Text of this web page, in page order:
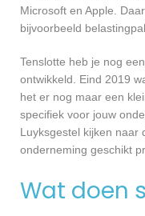
Microsoft en Apple.
bijvoorbeeld
Tenslotte heb je nog
ontwikkeld. Eind 2019
het er nog maar een
specifiek voor jouw
Luyksgestel kijken naar
onderneming geschikt
Wat doen